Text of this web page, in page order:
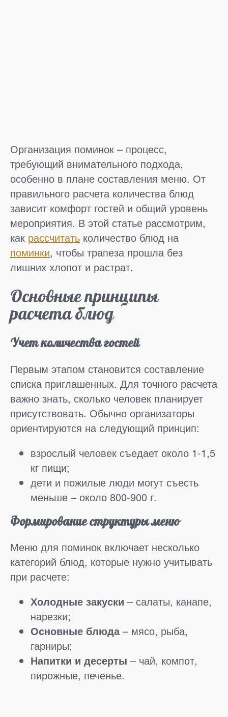
Организация поминок – процесс,
требующий внимательного подхода,
особенно в плане составления меню. От
правильного расчета количества блюд
зависит комфорт гостей и общий уровень
мероприятия. В этой статье рассмотрим,
как рассчитать количество блюд на
поминки, чтобы трапеза прошла без
лишних хлопот и растрат.
Основные принципы
расчета блюд
Учет количества гостей
Первым этапом становится составление
списка приглашенных. Для точного расчета
важно знать, сколько человек планирует
присутствовать. Обычно организаторы
ориентируются на следующий принцип:
взрослый человек съедает около 1-1,5
кг пищи;
дети и пожилые люди могут съесть
меньше – около 800-900 г.
Формирование структуры меню
Меню для поминок включает несколько
категорий блюд, которые нужно учитывать
при расчете:
Холодные закуски – салаты, канапе,
нарезки;
Основные блюда– мясо, рыба,
гарниры;
Напитки и десерты – чай, компот,
пирожные, печенье.